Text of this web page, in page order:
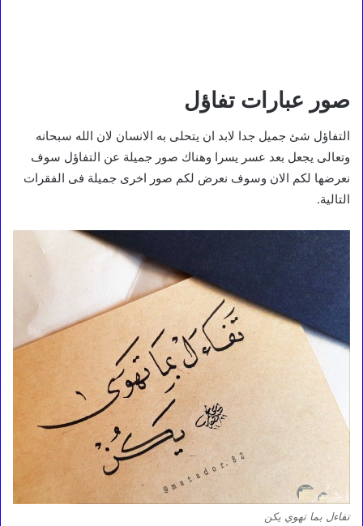
صور عبارات تفاؤل
التفاؤل شئ جميل جدا لابد ان يتحلى به الانسان لان الله سبحانه
وتعالى يجعل بعد عسر يسرا وهناك صور جميلة عن التفاؤل سوف
نعرضها لكم الان وسوف نعرض لكم صور اخرى جميلة فى الفقرات
التالية.
تفاءل بما تهوي يكن